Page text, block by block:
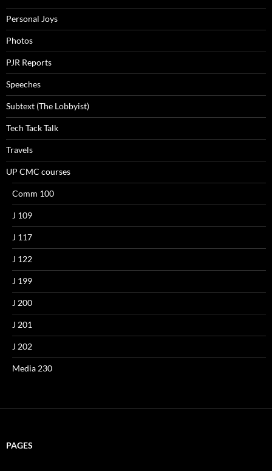
Personal Joys
Photos
PJR Reports
Speeches
Subtext (The Lobbyist)
Tech Tack Talk
Travels
UP CMC courses
Comm 100
J 109
J 117
J 122
J 199
J 200
J 201
J 202
Media 230
PAGES